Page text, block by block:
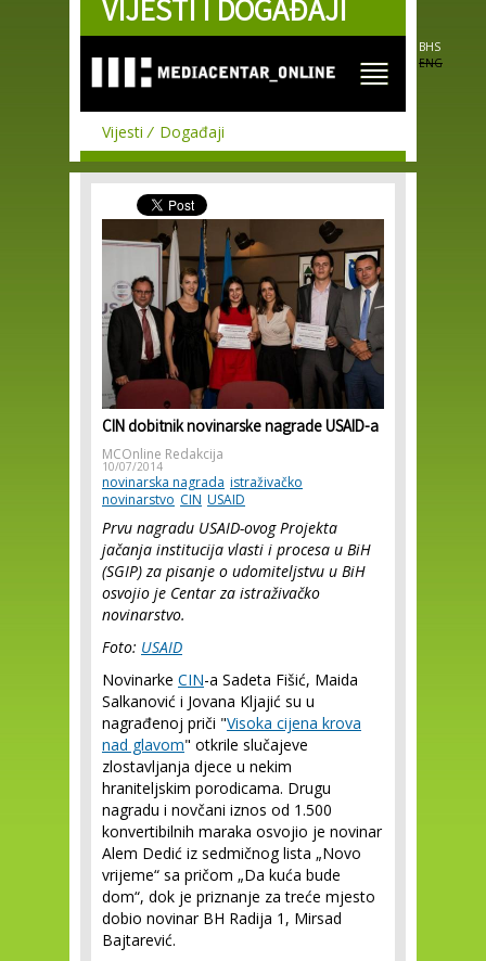
Skip to
main
VIJESTI I DOGAĐAJI
BHS
ENG
Vijesti Događaji
CIN dobitnik novinarske nagrade USAID-a
MCOnline Redakcija
10/07/2014
novinarska nagrada istraživačko
novinarstvo CIN USAID
Prvu nagradu USAID-ovog Projekta
jačanja institucija vlasti i procesa u BiH
(SGIP) za pisanje o udomiteljstvu u BiH
osvojio je Centar za istraživačko
novinarstvo.
Foto: USAID
Novinarke CIN-a Sadeta Fišić, Maida
Salkanović i Jovana Kljajić su u
nagrađenoj priči "Visoka cijena krova
nad glavom" otkrile slučajeve
zlostavljanja djece u nekim
hraniteljskim porodicama. Drugu
nagradu i novčani iznos od 1.500
konvertibilnih maraka osvojio je novinar
Alem Dedić iz sedmičnog lista „Novo
vrijeme“ sa pričom „Da kuća bude
dom“, dok je priznanje za treće mjesto
dobio novinar BH Radija 1, Mirsad
Bajtarević.